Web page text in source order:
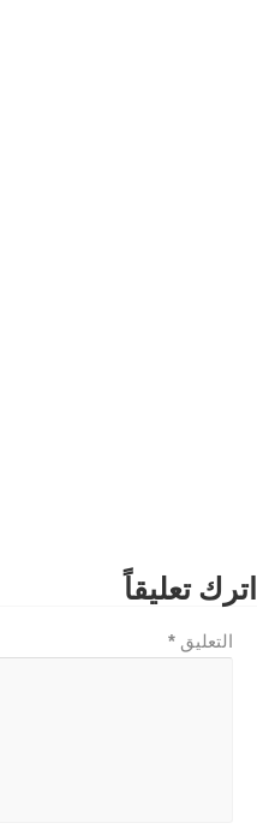
اترك تعليقاً
التعليق *